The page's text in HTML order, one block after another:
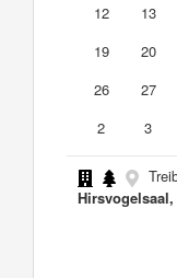
12
13
19
20
26
27
2
3